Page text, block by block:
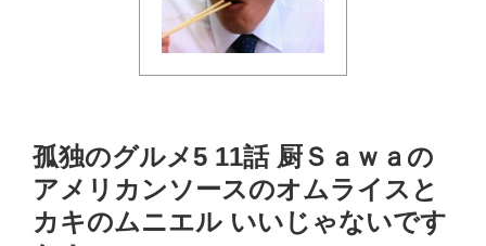
孤独のグルメ5 11話 厨Ｓａｗａの
アメリカンソースのオムライスと
カキのムニエル いいじゃないです